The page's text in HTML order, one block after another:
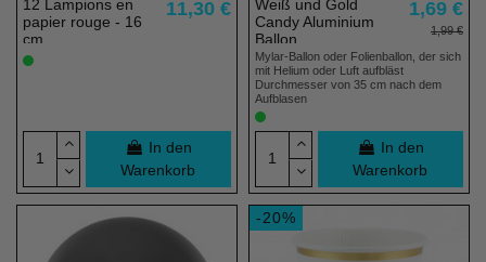
12 Lampions en
papier rouge - 16
cm
11,30 €
In den
Warenkorb
Weiß und Gold
Candy Aluminium
Ballon
1,69 €
1,99 €
Mylar-Ballon oder Folienballon, der sich
mit Helium oder Luft aufbläst
Durchmesser von 35 cm nach dem
Aufblasen
In den
Warenkorb
-20%